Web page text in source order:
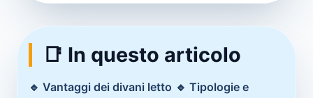
📑 In questo articolo
🔹 Vantaggi dei divani letto 🔹 Tipologie e